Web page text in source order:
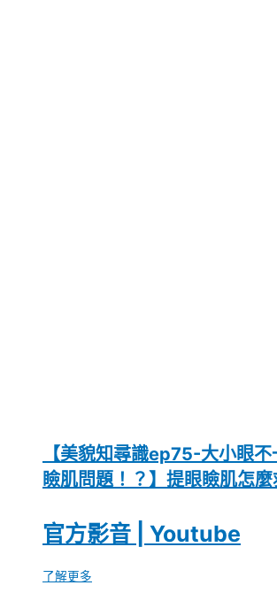
【美貌知尋識ep75-大小眼
瞼肌問題！？】提眼瞼肌怎麼
官方影音 | Youtube
了解更多